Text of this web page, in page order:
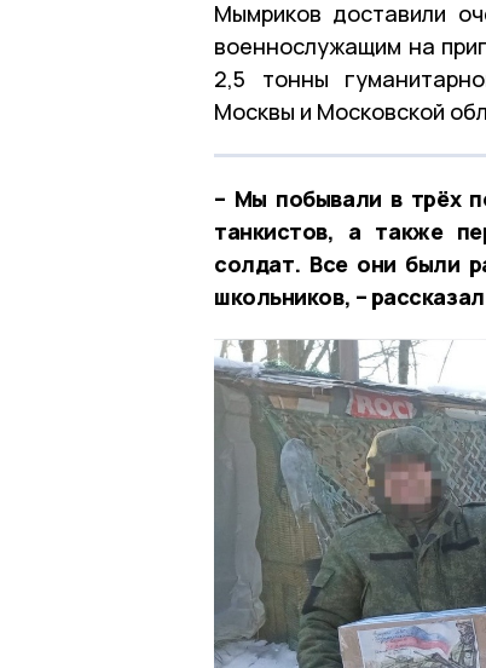
Мымриков доставили
военнослужащим на
2,5 тонны
Москвы и Московской
– Мы побывали в трёх
танкистов, а также
солдат. Все они были
школьников, –